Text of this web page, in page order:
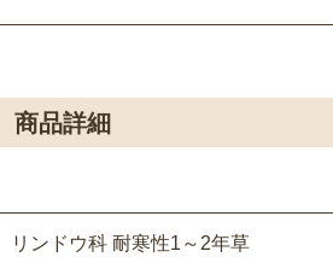
商品詳細
リンドウ科 耐寒性1～2年草